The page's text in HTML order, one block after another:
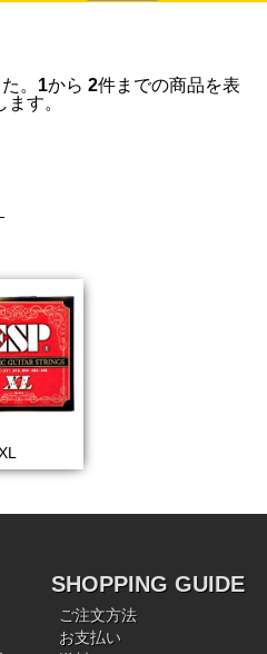
。 1から 2件までの商品を表
ます。
SHOPPING GUIDE
ご注文方法
お支払い